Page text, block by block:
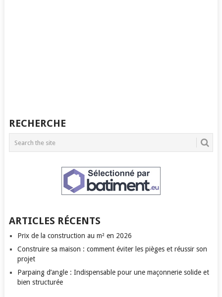
RECHERCHE
ARTICLES RÉCENTS
Prix de la construction au m² en 2026
Construire sa maison : comment éviter les pièges et réussir son
projet
Parpaing d’angle : Indispensable pour une maçonnerie solide et
bien structurée